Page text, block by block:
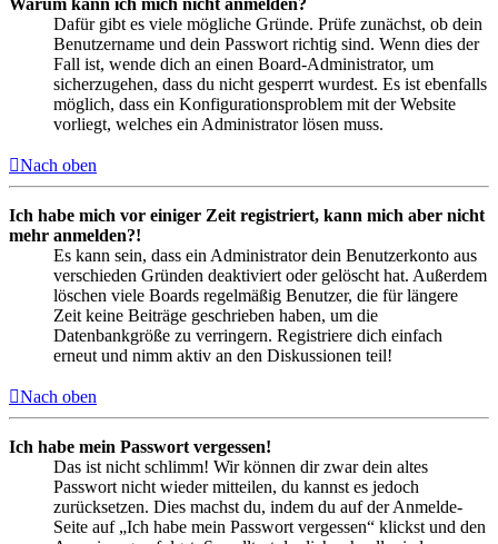
Warum kann ich mich nicht anmelden?
Dafür gibt es viele mögliche Gründe. Prüfe zunächst, ob dein
Benutzername und dein Passwort richtig sind. Wenn dies der
Fall ist, wende dich an einen Board-Administrator, um
sicherzugehen, dass du nicht gesperrt wurdest. Es ist ebenfalls
möglich, dass ein Konfigurationsproblem mit der Website
vorliegt, welches ein Administrator lösen muss.
Nach oben
Ich habe mich vor einiger Zeit registriert, kann mich aber nicht
mehr anmelden?!
Es kann sein, dass ein Administrator dein Benutzerkonto aus
verschieden Gründen deaktiviert oder gelöscht hat. Außerdem
löschen viele Boards regelmäßig Benutzer, die für längere
Zeit keine Beiträge geschrieben haben, um die
Datenbankgröße zu verringern. Registriere dich einfach
erneut und nimm aktiv an den Diskussionen teil!
Nach oben
Ich habe mein Passwort vergessen!
Das ist nicht schlimm! Wir können dir zwar dein altes
Passwort nicht wieder mitteilen, du kannst es jedoch
zurücksetzen. Dies machst du, indem du auf der Anmelde-
Seite auf „Ich habe mein Passwort vergessen“ klickst und den